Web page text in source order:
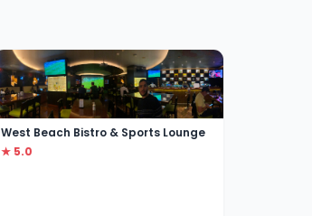
West Beach Bistro & Sports Lounge
★ 5.0